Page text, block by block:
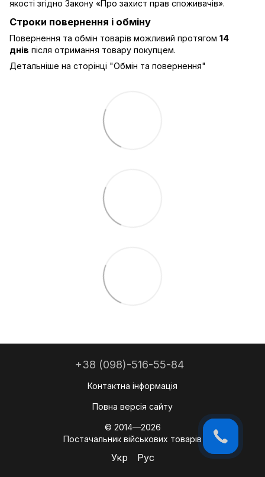
якості згідно Закону «Про захист прав споживачів».
Строки повернення і обміну
Повернення та обмін товарів можливий протягом 14
днів після отримання товару покупцем.
Детальніше на сторінці "Обмін та повернення"
+38 (098)-516-55-84
Контактна інформація
Повна версія сайту
© 2014—2026
Постачальник військових товарів
Укр Рус